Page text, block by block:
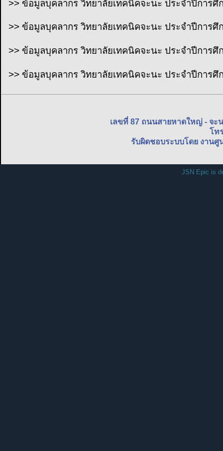
>> ข้อมูลบุคลากร วิทยาลัยเทคนิคจะนะ ประจำปีการ
>> ข้อมูลบุคลากร วิทยาลัยเทคนิคจะนะ ประจำปีการ
>> ข้อมูลบุคลากร วิทยาลัยเทคนิคจะนะ ประจำปีการ
>> ข้อมูลบุคลากร วิทยาลัยเทคนิคจะนะ ประจำปีการ
เลขที่ 87 ถนนสายหาดใหญ่ - จ
โท
รับผิดชอบระบบโดย งาน
JSN Epic is